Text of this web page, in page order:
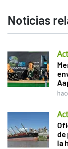
Noticias
de
la